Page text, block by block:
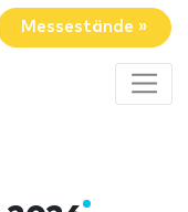
Messestände »